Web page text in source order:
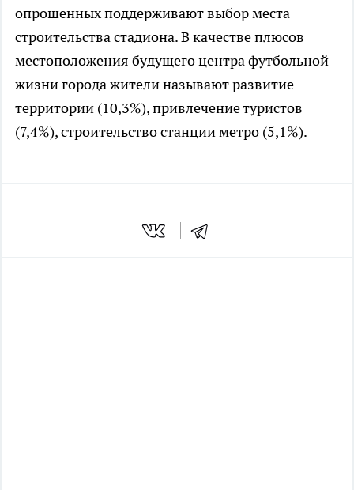
опрошенных поддерживают выбор места
строительства стадиона. В качестве плюсов
местоположения будущего центра футбольной
жизни города жители называют развитие
территории (10,3%), привлечение туристов
(7,4%), строительство станции метро (5,1%).